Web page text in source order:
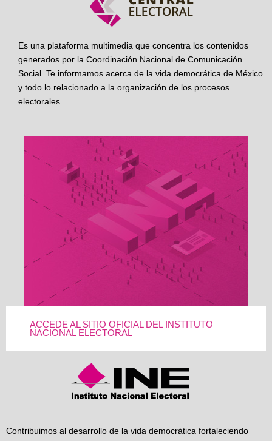
Es una plataforma multimedia que concentra los contenidos
generados por la Coordinación Nacional de Comunicación
Social. Te informamos acerca de la vida democrática de México
y todo lo relacionado a la organización de los procesos
electorales
ACCEDE AL SITIO OFICIAL DEL INSTITUTO
NACIONAL ELECTORAL
Contribuimos al desarrollo de la vida democrática fortaleciendo